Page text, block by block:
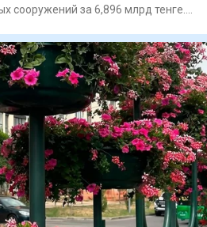
сооружений за 6,896 млрд тенге.